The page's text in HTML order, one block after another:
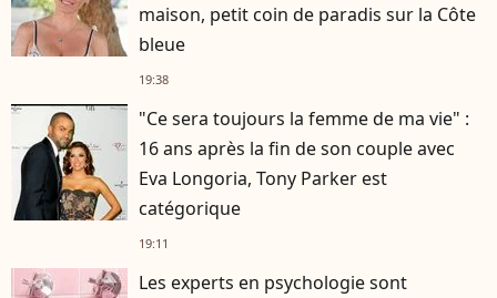
maison, petit coin de paradis sur la Côte
bleue
19:38
"Ce sera toujours la femme de ma vie" :
16 ans après la fin de son couple avec
Eva Longoria, Tony Parker est
catégorique
19:11
Les experts en psychologie sont